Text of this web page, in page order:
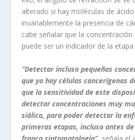
alterado si hay moléculas de
invariablemente la presencia de
cabe señalar que la concentración
puede ser un indicador de la
“Detectar incluso pequeñas
que ya hay células cancerígenas
que la sensitividad de este
detectar concentraciones muy
siálico, para poder detectar la
primeras etapas, incluso antes
franca sintomatología”, señala el